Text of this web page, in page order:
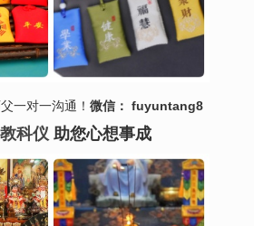
一对一沟通！ 微信： fuyuntang8
科仪助您心想事成